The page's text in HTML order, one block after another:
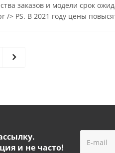
заказов и модели срок
/> PS. В 2021 году цены
и не часто!